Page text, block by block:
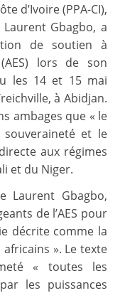
d’Ivoire (PPA-CI),
Gbagbo, a
de soutien à
lors de son
les 14 et 15 mai
à Abidjan.
ambages que « le
et le
aux régimes
et du Niger.
Laurent Gbagbo,
de l’AES pour
décrite comme la
». Le texte
« toutes les
les puissances